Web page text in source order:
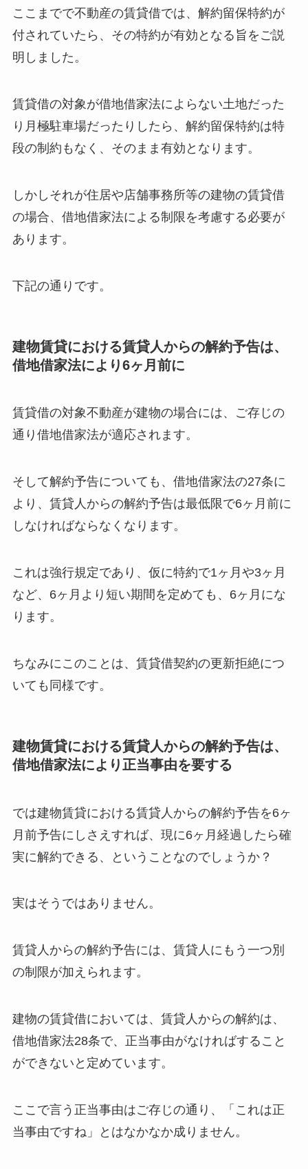
ここまでで不動産の賃貸借では、解約留保特約が
付されていたら、その特約が有効となる旨をご説
明しました。
賃貸借の対象が借地借家法によらない土地だった
り月極駐車場だったりしたら、解約留保特約は特
段の制約もなく、そのまま有効となります。
しかしそれが住居や店舗事務所等の建物の賃貸借
の場合、借地借家法による制限を考慮する必要が
あります。
下記の通りです。
建物賃貸における賃貸人からの解約予告は、
借地借家法により6ヶ月前に
賃貸借の対象不動産が建物の場合には、ご存じの
通り借地借家法が適応されます。
そして解約予告についても、借地借家法の27条に
より、賃貸人からの解約予告は最低限で6ヶ月前に
しなければならなくなります。
これは強行規定であり、仮に特約で1ヶ月や3ヶ月
など、6ヶ月より短い期間を定めても、6ヶ月にな
ります。
ちなみにこのことは、賃貸借契約の更新拒絶につ
いても同様です。
建物賃貸における賃貸人からの解約予告は、
借地借家法により正当事由を要する
では建物賃貸における賃貸人からの解約予告を6ヶ
月前予告にしさえすれば、現に6ヶ月経過したら確
実に解約できる、ということなのでしょうか？
実はそうではありません。
賃貸人からの解約予告には、賃貸人にもう一つ別
の制限が加えられます。
建物の賃貸借においては、賃貸人からの解約は、
借地借家法28条で、正当事由がなければすること
ができないと定めています。
ここで言う正当事由はご存じの通り、「これは正
当事由ですね」とはなかなか成りません。